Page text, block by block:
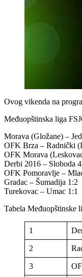
Ovog vikenda na
Međuopštinska liga
Morava (Gložane) –
OFK Brza – Radnički
OFK Morava
Derbi 2016 – Sloboda
OFK Pomoravlje –
Gradac – Šumadija 1:2
Turekovac – Umac 1:1
Tabela Međuopštinske
1
2
3